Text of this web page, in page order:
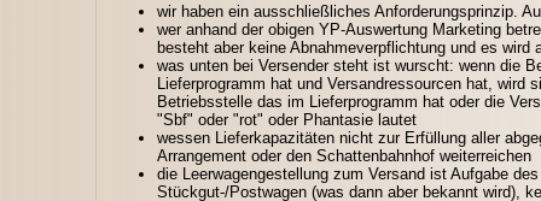
wir haben ein ausschließliches Anforderungsprinzip.
wer anhand der obigen YP-Auswertung Marketing
besteht aber keine Abnahmeverpflichtung und es
was unten bei Versender steht ist wurscht: wenn die
Lieferprogramm hat und Versandressourcen hat,
Betriebsstelle das im Lieferprogramm hat oder die
"Sbf" oder "rot" oder Phantasie lautet
wessen Lieferkapazitäten nicht zur Erfüllung aller
Arrangement oder den Schattenbahnhof weiterreichen
die Leerwagengestellung zum Versand ist Aufgabe
Stückgut-/Postwagen (was dann aber bekannt wird),